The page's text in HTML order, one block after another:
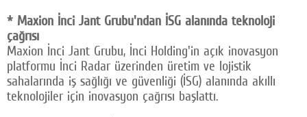
* Maxion İnci Jant Grubu'ndan İSG alanında teknoloji
çağrısı
Maxion İnci Jant Grubu, İnci Holding'in açık inovasyon
platformu İnci Radar üzerinden üretim ve lojistik
sahalarında iş sağlığı ve güvenliği (İSG) alanında akıllı
teknolojiler için inovasyon çağrısı başlattı.